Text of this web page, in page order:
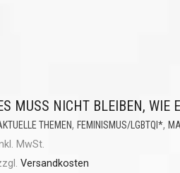
MUSS NICHT BLEIBEN, WIE
THEMEN, FEMINISMUS/LGBTQI*,
MwSt.
Versandkosten